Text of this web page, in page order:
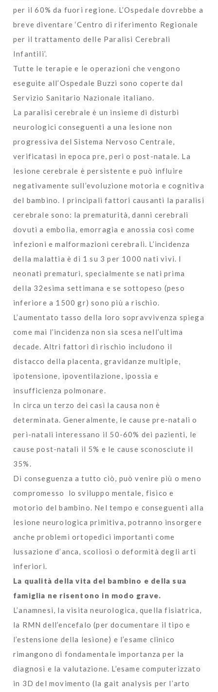
per il 60% da fuori regione. L’Ospedale dovrebbe a
breve diventare ‘Centro di riferimento Regionale
per il trattamento delle Paralisi Cerebrali
Infantili’.
Tutte le terapie e le operazioni che vengono
eseguite all’Ospedale Buzzi sono coperte dal
Servizio Sanitario Nazionale italiano.
La paralisi cerebrale è un insieme di disturbi
neurologici conseguenti a una lesione non
progressiva del Sistema Nervoso Centrale,
verificatasi in epoca pre, peri o post-natale. La
lesione cerebrale è persistente e può influire
negativamente sull’evoluzione motoria e cognitiva
del bambino. I principali fattori causanti la paralisi
cerebrale sono: la prematurità, danni cerebrali
dovuti a embolia, emorragia e anossia così come
infezioni e malformazioni cerebrali. L’incidenza
della malattia è di 1 su 3 per 1000 nati vivi. I
neonati prematuri, specialmente se nati prima
della 32esima settimana e se sottopeso (peso
inferiore a 1500 gr) sono più a rischio.
L’aumentato tasso della loro sopravvivenza spiega
come mai l’incidenza non sia scesa nell’ultima
decade. Altri fattori di rischio includono il
distacco della placenta, gravidanze multiple,
ipotensione, ipoventilazione, ipossia e
insufficienza polmonare.
In circa un terzo dei casi la causa non è
determinata. Generalmente, le cause pre-natali o
peri-natali interessano il 50-60% dei pazienti, le
cause post-natali il 5% e le cause sconosciute il
35%.
Di conseguenza a tutto ciò, può venire più o meno
compromesso lo sviluppo mentale, fisico e
motorio del bambino. Nel tempo e conseguenti alla
lesione neurologica primitiva, potranno insorgere
anche problemi ortopedici importanti come
lussazione d’anca, scoliosi o deformità degli arti
inferiori.
La qualità della vita del bambino e della sua
famiglia ne risentono in modo grave.
L’anamnesi, la visita neurologica, quella fisiatrica,
la RMN dell’encefalo (per documentare il tipo e
l’estensione della lesione) e l’esame clinico
rimangono di fondamentale importanza per la
diagnosi e la valutazione. L’esame computerizzato
in 3D del movimento (la gait analysis per l’arto